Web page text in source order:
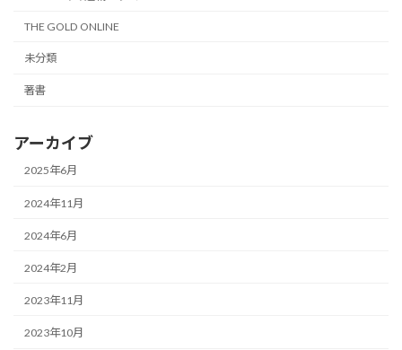
THE GOLD ONLINE
未分類
著書
アーカイブ
2025年6月
2024年11月
2024年6月
2024年2月
2023年11月
2023年10月